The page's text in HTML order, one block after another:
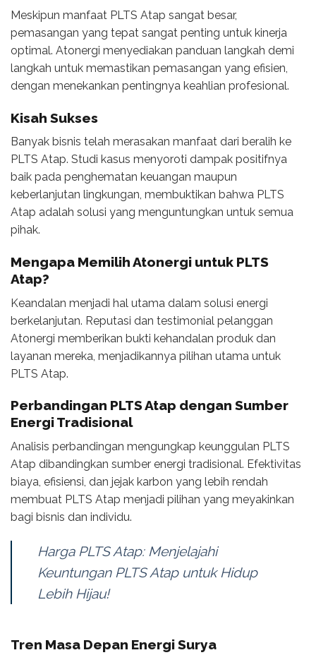
Meskipun manfaat PLTS Atap sangat besar,
pemasangan yang tepat sangat penting untuk kinerja
optimal. Atonergi menyediakan panduan langkah demi
langkah untuk memastikan pemasangan yang efisien,
dengan menekankan pentingnya keahlian profesional.
Kisah Sukses
Banyak bisnis telah merasakan manfaat dari beralih ke
PLTS Atap. Studi kasus menyoroti dampak positifnya
baik pada penghematan keuangan maupun
keberlanjutan lingkungan, membuktikan bahwa PLTS
Atap adalah solusi yang menguntungkan untuk semua
pihak.
Mengapa Memilih Atonergi untuk PLTS
Atap?
Keandalan menjadi hal utama dalam solusi energi
berkelanjutan. Reputasi dan testimonial pelanggan
Atonergi memberikan bukti kehandalan produk dan
layanan mereka, menjadikannya pilihan utama untuk
PLTS Atap.
Perbandingan PLTS Atap dengan Sumber
Energi Tradisional
Analisis perbandingan mengungkap keunggulan PLTS
Atap dibandingkan sumber energi tradisional. Efektivitas
biaya, efisiensi, dan jejak karbon yang lebih rendah
membuat PLTS Atap menjadi pilihan yang meyakinkan
bagi bisnis dan individu.
Harga PLTS Atap: Menjelajahi
Keuntungan PLTS Atap untuk Hidup
Lebih Hijau!
Tren Masa Depan Energi Surya